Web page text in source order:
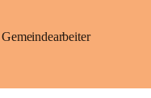
Gemeindearbeiter